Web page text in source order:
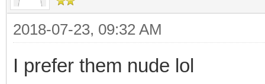
2018-07-23, 09:32 AM
I prefer them nude lol